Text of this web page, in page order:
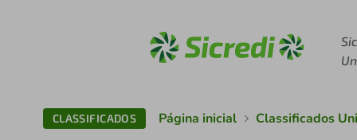
CLASSIFICADOS Página inicial Classificados